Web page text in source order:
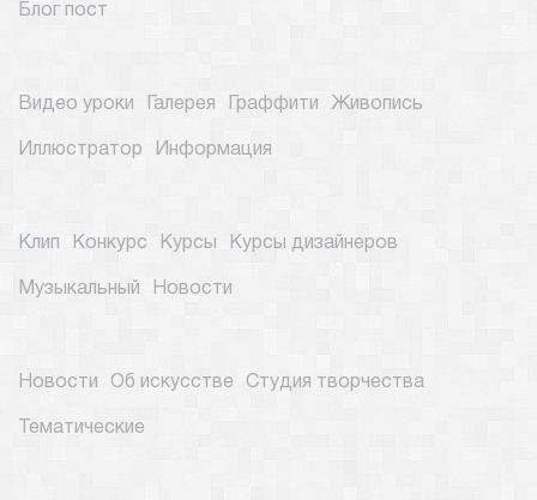
Блог пост
Видео уроки Галерея Граффити Живопись
Иллюстратор Информация
Клип Конкурс Курсы Курсы дизайнеров
Музыкальный Новости
Новости Об искусстве Студия творчества
Тематические